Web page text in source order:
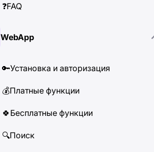
❓FAQ
WebApp
🔑Установка и авторизация
💰Платные функции
🍀 Бесплатные функции
🔍Поиск